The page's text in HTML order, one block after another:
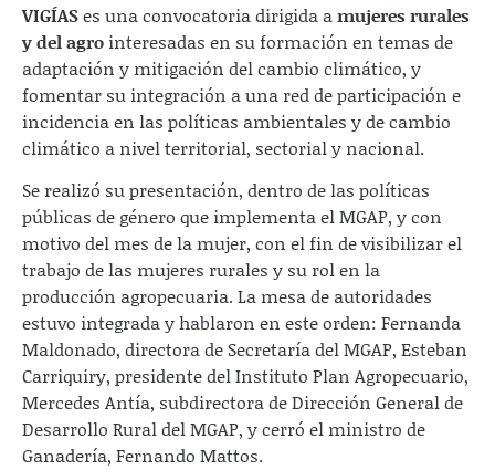
VIGÍASes una convocatoria dirigida amujeres rurales
y del agro interesadas en su formación en temas de
adaptación y mitigación del cambio climático, y
fomentar su integración a una red de participación e
incidencia en las políticas ambientales y de cambio
climático a nivel territorial, sectorial y nacional.
Se realizó su presentación, dentro de las políticas
públicas de género que implementa el MGAP, y con
motivo del mes de la mujer, con el fin de visibilizar el
trabajo de las mujeres rurales y su rol en la
producción agropecuaria. La mesa de autoridades
estuvo integrada y hablaron en este orden: Fernanda
Maldonado, directora de Secretaría del MGAP, Esteban
Carriquiry, presidente del Instituto Plan Agropecuario,
Mercedes Antía, subdirectora de Dirección General de
Desarrollo Rural del MGAP, y cerró el ministro de
Ganadería, Fernando Mattos.